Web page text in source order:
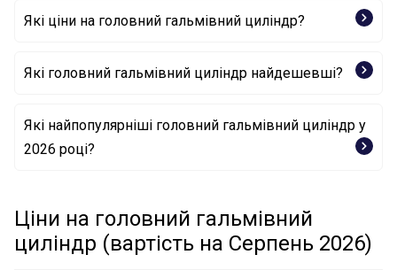
Які ціни на головний гальмівний циліндр?
Які головний гальмівний циліндр найдешевші?
Головний гальмівний циліндр 202-063 CIFAM
Які найпопулярніші головний гальмівний циліндр у
2026 році?
Головний гальмівний циліндр 05-0572 METELLI
Головний гальмівний циліндр 1941 LPR
Головний гальмівний циліндр 202-580 CIFAM
Ціни на головний гальмівний
циліндр (вартість на Серпень 2026)